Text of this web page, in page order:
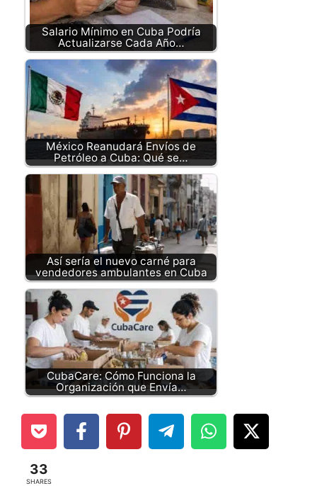
Salario Mínimo en Cuba Podría
Actualizarse Cada Año…
México Reanudará Envíos de
Petróleo a Cuba: Qué se…
Así sería el nuevo carné para
vendedores ambulantes en Cuba
CubaCare: Cómo Funciona la
Organización que Envía…
33
SHARES